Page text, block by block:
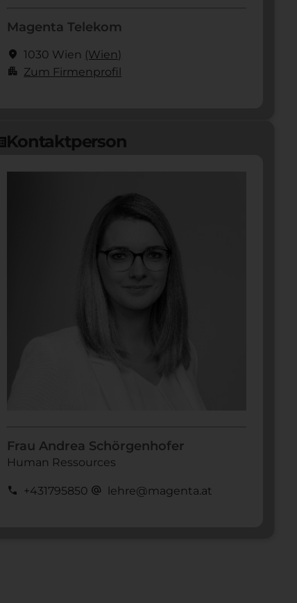
Magenta Telekom
location_on 1030 Wien (Wien)
apartment Zum Firmenprofil
domainKontaktperson
Frau Andrea Schörgenhofer
Human Ressources
call +431795850 alternate_email lehre@magenta.at